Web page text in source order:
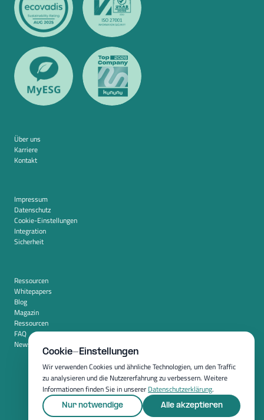
Über uns
Karriere
Kontakt
Impressum
Datenschutz
Cookie-Einstellungen
Integration
Sicherheit
Ressourcen
Whitepapers
Blog
Magazin
Ressourcen
FAQ
Newsroom
Cookie-Einstellungen
Wir verwenden Cookies und ähnliche Technologien, um den Traffic
zu analysieren und die Nutzererfahrung zu verbessern. Weitere
Informationen finden Sie in unserer Datenschutzerklärung.
Nur notwendige Alle akzeptieren